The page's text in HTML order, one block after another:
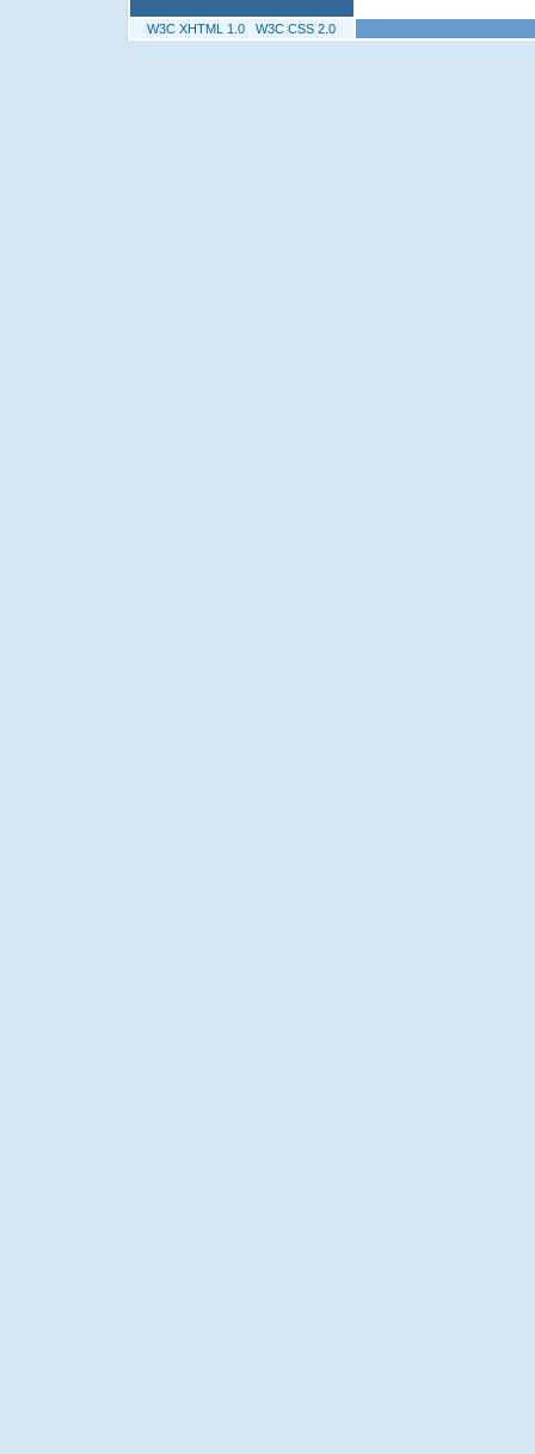
W3C XHTML 1.0 W3C CSS 2.0